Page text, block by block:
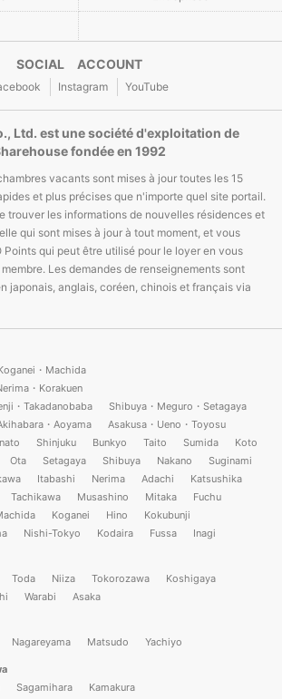
SOCIAL ACCOUNT
Instagram YouTube
Ltd. est une société d'exploitation de
fondée en 1992
vacants sont mises à jour toutes les 15
et plus précises que n'importe quel site portail.
trouver les informations de nouvelles résidences et
qui sont mises à jour à tout moment, et vous
Points qui peut être utilisé pour le loyer en vous
Les demandes de renseignements sont
japonais, anglais, coréen, chinois et français via
・Machida
・Korakuen
・Takadanobaba
Shibuya・Meguro・Setagaya
・Aoyama
Asakusa・Ueno・Toyosu
Shinjuku Bunkyo Taito Sumida
Koto
Ota Setagaya Shibuya Nakano
Suginami
Itabashi Nerima Adachi
Katsushika
Tachikawa Musashino Mitaka
Fuchu
Koganei Hino
Kokubunji
Nishi-Tokyo Kodaira Fussa Inagi
Toda Niiza Tokorozawa
Koshigaya
Warabi Asaka
Nagareyama Matsudo Yachiyo
Sagamihara Kamakura